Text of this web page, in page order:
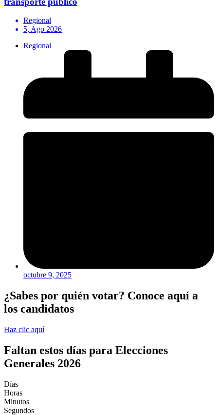
Regional
5, Ago 2026
Regional
octubre 9, 2025
¿Sabes por quién votar? Conoce aquí a
los candidatos
Haz clic aquí
Faltan estos días para Elecciones
Generales 2026
Días
Horas
Minutos
Segundos